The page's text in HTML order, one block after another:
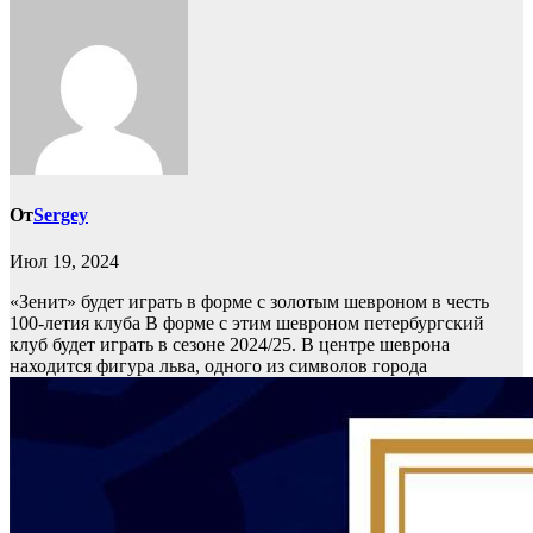
ОтSergey
Июл 19, 2024
«Зенит» будет играть в форме с золотым шевроном в честь
100-летия клуба В форме с этим шевроном петербургский
клуб будет играть в сезоне 2024/25. В центре шеврона
находится фигура льва, одного из символов города